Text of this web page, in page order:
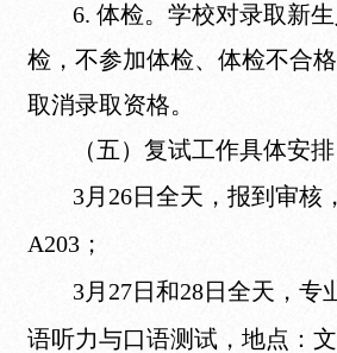
6. 体检。学校对录取新
检，不参加体检、体检不合
取消录取资格。
（五）复试工作具体安排
3月26日全天，报到审核
A203；
3月27日和28日全天，专
语听力与口语测试，地点：文